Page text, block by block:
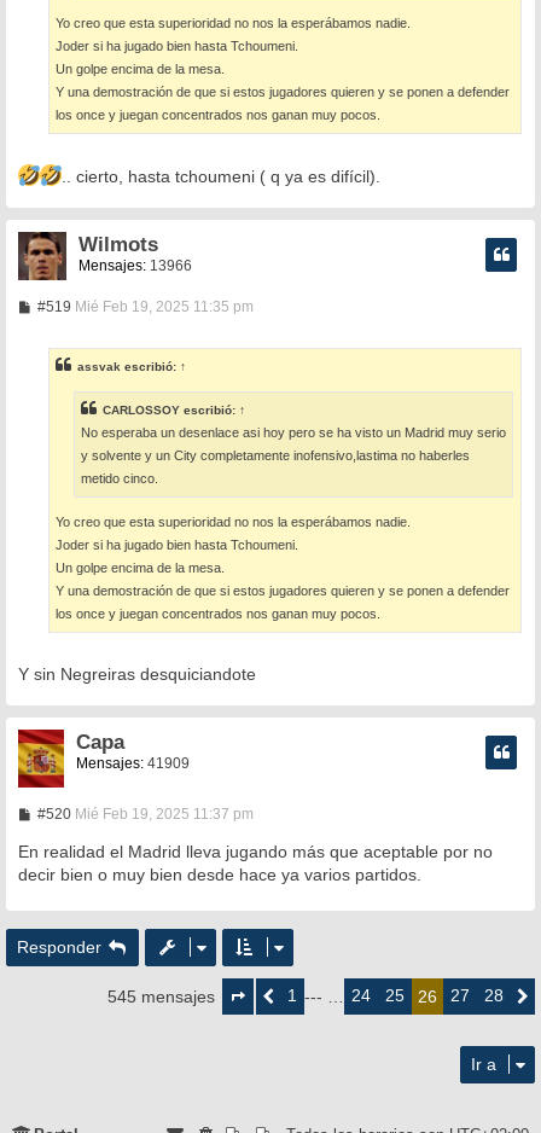
Yo creo que esta superioridad no nos la esperábamos nadie.
Joder si ha jugado bien hasta Tchoumeni.
Un golpe encima de la mesa.
Y una demostración de que si estos jugadores quieren y se ponen a defender
los once y juegan concentrados nos ganan muy pocos.
.. cierto, hasta tchoumeni ( q ya es difícil).
Wilmots
Mensajes: 13966
#519M
s
a
Mié Feb 19, 2025 11:35 pm
assvak escribió: ↑
CARLOSSOY escribió: ↑
No esperaba un desenlace asi hoy pero se ha visto un Madrid muy serio
y solvente y un City completamente inofensivo,lastima no haberles
metido cinco.
Yo creo que esta superioridad no nos la esperábamos nadie.
Joder si ha jugado bien hasta Tchoumeni.
Un golpe encima de la mesa.
Y una demostración de que si estos jugadores quieren y se ponen a defender
los once y juegan concentrados nos ganan muy pocos.
Y sin Negreiras desquiciandote
Capa
Mensajes:41909
#520M
n
a
e
Mié Feb 19, 2025 11:37 pm
En realidad el Madrid lleva jugando más que aceptable por no
decir bien o muy bien desde hace ya varios partidos.
Responder
545 mensajes
Página
deAnterior
1 --- … 24 25 26 27 28
Ir a